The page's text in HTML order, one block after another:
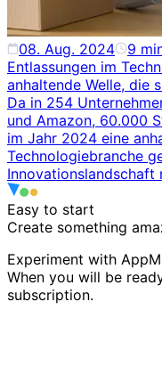
08. Aug. 2024 9
Entlassungen im
anhaltende Welle, die
Da in 254
und Amazon, 60.000
im Jahr 2024 eine
Technologiebranche
Innovationslandschaft
Easy to start
Create something
Experiment with
When you will be
subscription.